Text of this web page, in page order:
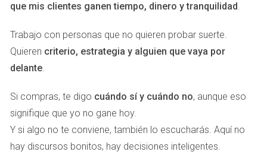
que mis clientes ganen tiempo, dinero y tranquilidad.
Trabajo con personas que no quieren probar suerte.
Quieren criterio, estrategia y alguien que vaya por
delante.
Si compras, te digo cuándo sí y cuándo no, aunque eso
signifique que yo no gane hoy.
Y si algo no te conviene, también lo escucharás. Aquí no
hay discursos bonitos, hay decisiones inteligentes.